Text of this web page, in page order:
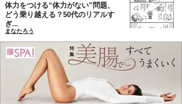
体力をつける“体力がない”問題、
どう乗り越える？50代のリアルす
ぎ...
まなたろう